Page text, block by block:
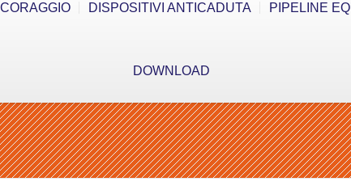
DISPOSITIVI ANTICADUTA PIPELINE
DOWNLOAD